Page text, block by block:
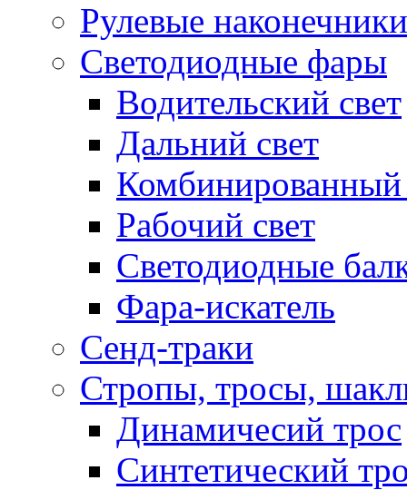
Рулевые наконечники
Светодиодные фары
Водительский свет
Дальний свет
Комбинированный
Рабочий свет
Светодиодные
Фара-искатель
Сенд-траки
Стропы, тросы,
Динамичесий трос
Синтетический